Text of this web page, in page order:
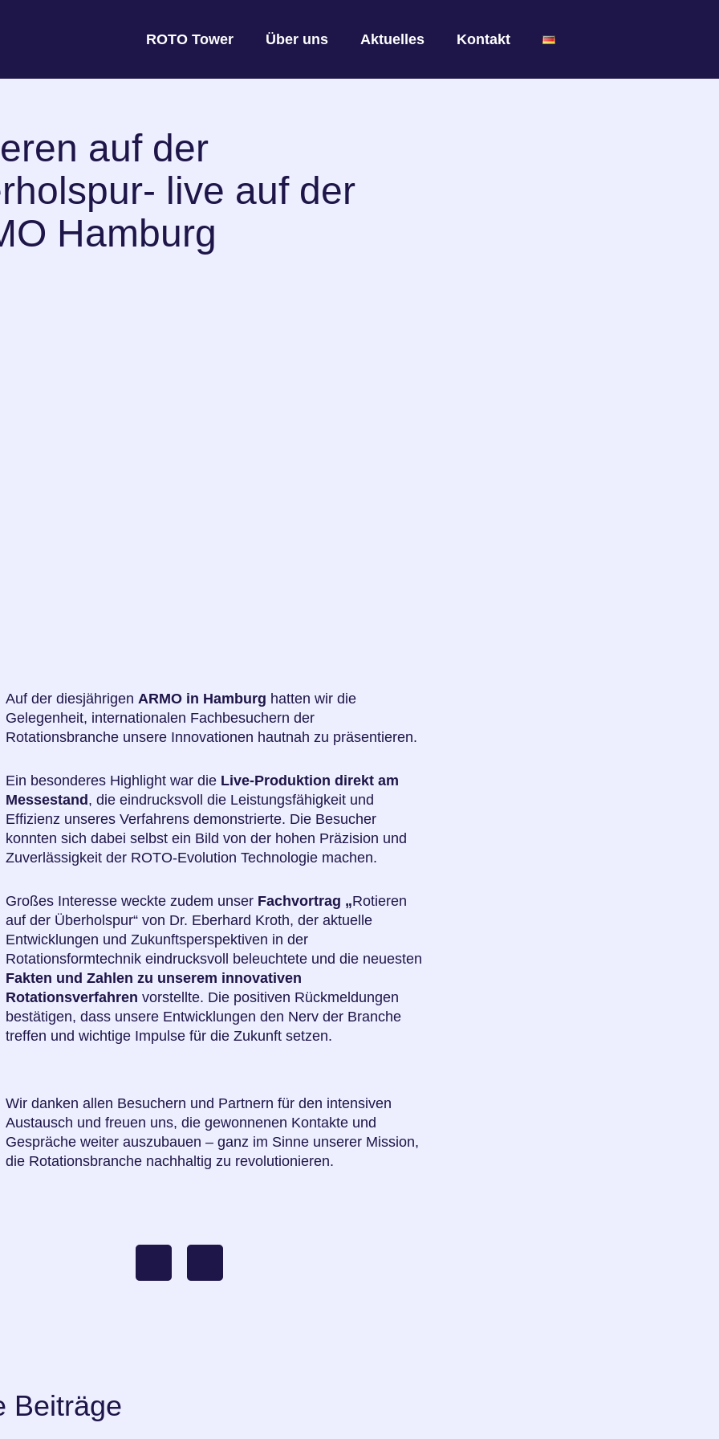
ROTO Tower Über uns Aktuelles Kontakt
auf der
live auf der
Hamburg
Auf der diesjährigenARMO in Hamburg hatten wir die
Gelegenheit, internationalen Fachbesuchern der
Rotationsbranche unsere Innovationen hautnah zu präsentieren.
Ein besonderes Highlight war die Live-Produktion direkt am
Messestand , die eindrucksvoll die Leistungsfähigkeit und
Effizienz unseres Verfahrens demonstrierte. Die Besucher
konnten sich dabei selbst ein Bild von der hohen Präzision und
Zuverlässigkeit der ROTO-Evolution Technologie machen.
Großes Interesse weckte zudem unser Fachvortrag „Rotieren
auf der Überholspur“ von Dr. Eberhard Kroth, der aktuelle
Entwicklungen und Zukunftsperspektiven in der
Rotationsformtechnik eindrucksvoll beleuchtete und die neuesten
Fakten und Zahlen zu unserem innovativen
Rotationsverfahren vorstellte. Die positiven Rückmeldungen
bestätigen, dass unsere Entwicklungen den Nerv der Branche
treffen und wichtige Impulse für die Zukunft setzen.
Wir danken allen Besuchern und Partnern für den intensiven
Austausch und freuen uns, die gewonnenen Kontakte und
Gespräche weiter auszubauen – ganz im Sinne unserer Mission,
die Rotationsbranche nachhaltig zu revolutionieren.
Beiträge